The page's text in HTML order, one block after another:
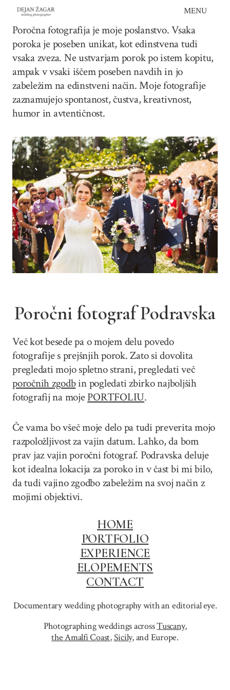
Skip
content
MENU
Poročna fotografija je moje poslanstvo. Vsaka
poroka je poseben unikat, kot edinstvena tudi
vsaka zveza. Ne ustvarjam porok po istem kopitu,
ampak v vsaki iščem poseben navdih in jo
zabeležim na edinstveni način. Moje fotografije
zaznamujejo spontanost, čustva, kreativnost,
humor in avtentičnost.
Poročni fotograf Podravska
Več kot besede pa o mojem delu povedo
fotografije s prejšnjih porok. Zato si dovolita
pregledati mojo spletno strani, pregledati več
poročnih zgodbin pogledati zbirko najboljših
fotografij na mojePORTFOLIU.
Če vama bo všeč moje delo pa tudi preverita mojo
razpoložljivost za vajin datum. Lahko, da bom
prav jaz vajin poročni fotograf. Podravska deluje
kot idealna lokacija za poroko in v čast bi mi bilo,
da tudi vajino zgodbo zabeležim na svoj način z
mojimi objektivi.
HOME
PORTFOLIO
EXPERIENCE
ELOPEMENTS
CONTACT
Documentary wedding photography with an editorial eye.
Photographing weddings acrossTuscany,
the Amalfi Coast,Sicily,and Europe.